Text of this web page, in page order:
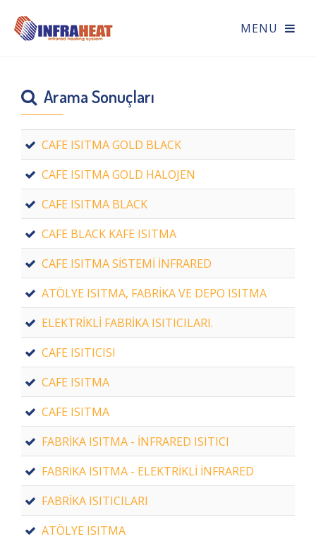
Arama Sonuçları
CAFE ISITMA GOLD BLACK
CAFE ISITMA GOLD HALOJEN
CAFE ISITMA BLACK
CAFE BLACK KAFE ISITMA
CAFE ISITMA SİSTEMİ İNFRARED
ATÖLYE ISITMA, FABRİKA VE DEPO ISITMA
ELEKTRİKLİ FABRİKA ISITICILARI.
CAFE ISITICISI
CAFE ISITMA
CAFE ISITMA
FABRİKA ISITMA - İNFRARED ISITICI
FABRİKA ISITMA - ELEKTRİKLİ İNFRARED
FABRİKA ISITICILARI
ATÖLYE ISITMA